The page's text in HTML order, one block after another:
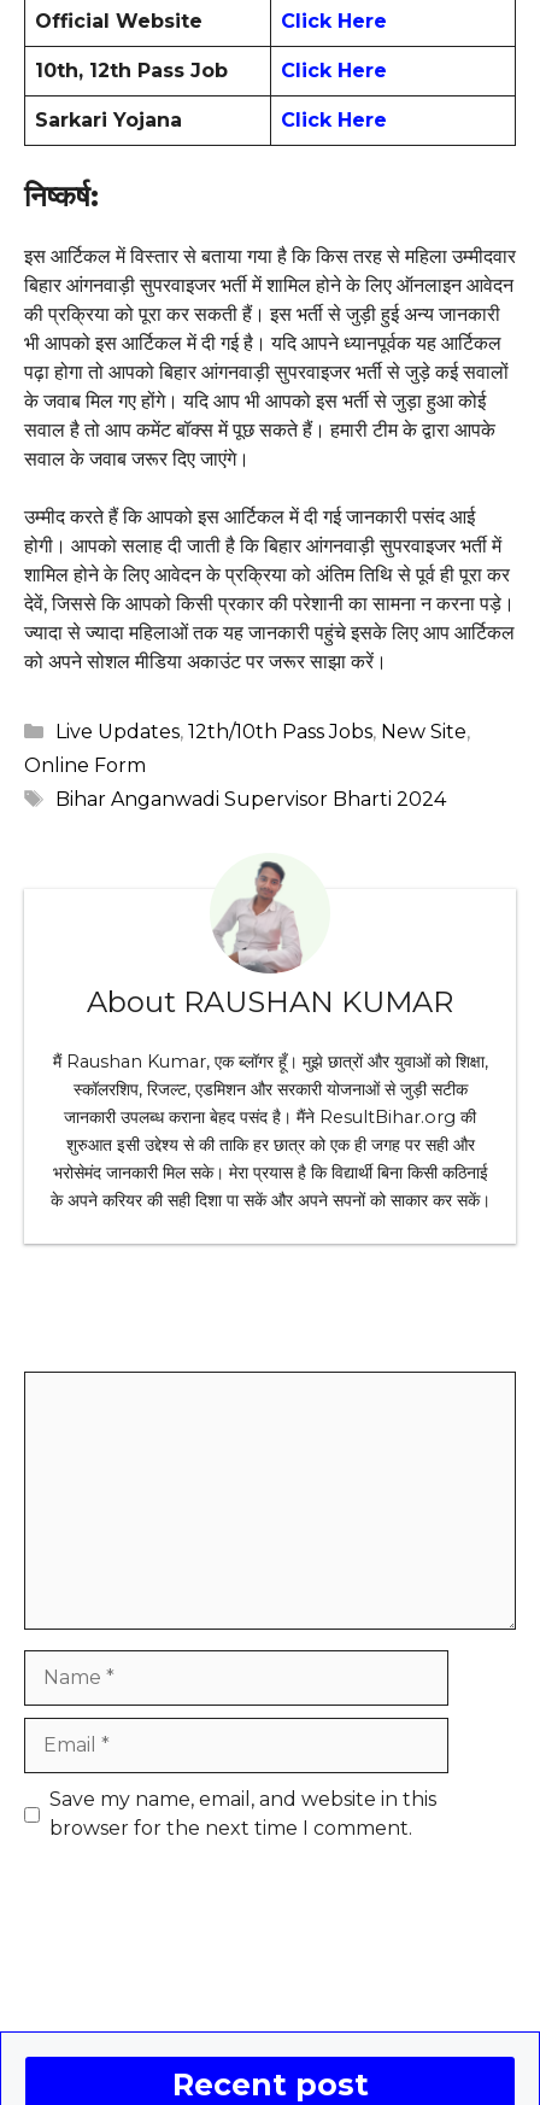
Official Website Click Here
10th, 12th Pass Job Click Here
Sarkari Yojana Click Here
निष्कर्ष:
इस आर्टिकल में विस्तार से बताया गया है कि किस तरह से महिला उम्मीदवार
बिहार आंगनवाड़ी सुपरवाइजर भर्ती में शामिल होने के लिए ऑनलाइन आवेदन
की प्रक्रिया को पूरा कर सकती हैं। इस भर्ती से जुड़ी हुई अन्य जानकारी
भी आपको इस आर्टिकल में दी गई है। यदि आपने ध्यानपूर्वक यह आर्टिकल
पढ़ा होगा तो आपको बिहार आंगनवाड़ी सुपरवाइजर भर्ती से जुड़े कई सवालों
के जवाब मिल गए होंगे। यदि आप भी आपको इस भर्ती से जुड़ा हुआ कोई
सवाल है तो आप कमेंट बॉक्स में पूछ सकते हैं। हमारी टीम के द्वारा आपके
सवाल के जवाब जरूर दिए जाएंगे।
उम्मीद करते हैं कि आपको इस आर्टिकल में दी गई जानकारी पसंद आई
होगी। आपको सलाह दी जाती है कि बिहार आंगनवाड़ी सुपरवाइजर भर्ती में
शामिल होने के लिए आवेदन के प्रक्रिया को अंतिम तिथि से पूर्व ही पूरा कर
देवें, जिससे कि आपको किसी प्रकार की परेशानी का सामना न करना पड़े।
ज्यादा से ज्यादा महिलाओं तक यह जानकारी पहुंचे इसके लिए आप आर्टिकल
को अपने सोशल मीडिया अकाउंट पर जरूर साझा करें।
Categories
Live Updates, 12th/10th Pass Jobs, New Site,
Online Form
Tags
Bihar Anganwadi Supervisor Bharti 2024
About RAUSHAN KUMAR
मैं Raushan Kumar, एक ब्लॉगर हूँ। मुझे छात्रों और युवाओं को शिक्षा,
स्कॉलरशिप, रिजल्ट, एडमिशन और सरकारी योजनाओं से जुड़ी सटीक
जानकारी उपलब्ध कराना बेहद पसंद है। मैंने ResultBihar.org की
शुरुआत इसी उद्देश्य से की ताकि हर छात्र को एक ही जगह पर सही और
भरोसेमंद जानकारी मिल सके। मेरा प्रयास है कि विद्यार्थी बिना किसी कठिनाई
के अपने करियर की सही दिशा पा सकें और अपने सपनों को साकार कर सकें।
Save my name, email, and website in this
browser for the next time I comment.
Recent post